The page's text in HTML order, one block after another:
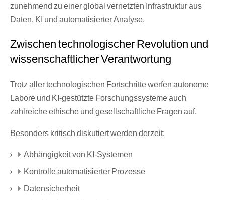
zunehmend zu einer global vernetzten Infrastruktur aus
Daten, KI und automatisierter Analyse.
Zwischen technologischer Revolution und
wissenschaftlicher Verantwortung
Trotz aller technologischen Fortschritte werfen autonome
Labore und KI-gestützte Forschungssysteme auch
zahlreiche ethische und gesellschaftliche Fragen auf.
Besonders kritisch diskutiert werden derzeit:
Abhängigkeit von KI-Systemen
Kontrolle automatisierter Prozesse
Datensicherheit